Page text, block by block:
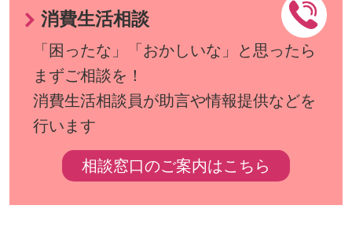
消費生活相談
「困ったな」「おかしいな」と思ったら
まずご相談を！
消費生活相談員が助言や情報提供などを
行います
相談窓口のご案内はこちら